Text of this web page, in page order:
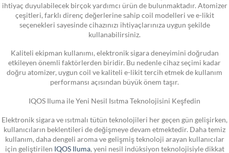
ihtiyaç duyulabilecek birçok yardımcı ürün de bulunmaktadır. Atomizer
çeşitleri, farklı direnç değerlerine sahip coil modelleri ve e-likit
seçenekleri sayesinde cihazınızı ihtiyaçlarınıza uygun şekilde
kullanabilirsiniz.
Kaliteli ekipman kullanımı, elektronik sigara deneyimini doğrudan
etkileyen önemli faktörlerden biridir. Bu nedenle cihaz seçimi kadar
doğru atomizer, uygun coil ve kaliteli e-likit tercih etmek de kullanım
performansı açısından büyük önem taşır.
IQOS Iluma ile Yeni Nesil Isıtma Teknolojisini Keşfedin
Elektronik sigara ve ısıtmalı tütün teknolojileri her geçen gün gelişirken,
kullanıcıların beklentileri de değişmeye devam etmektedir. Daha temiz
kullanım, daha dengeli aroma ve gelişmiş teknoloji arayan kullanıcılar
için geliştirilen IQOS Iluma, yeni nesil indüksiyon teknolojisiyle dikkat